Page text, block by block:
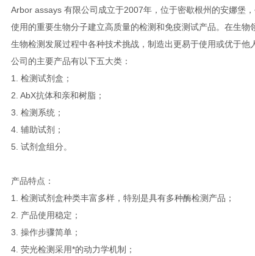
Arbor assays 有限公司成立于2007年，位于密歇根州的安娜堡
使用的重要生物分子建立高质量的检测和免疫测试产品。在生
生物检测发展过程中各种技术挑战，制造出更易于使用或优于他
公司的主要产品有以下五大类：
1. 检测试剂盒；
2. AbX抗体和亲和树脂；
3. 检测系统；
4. 辅助试剂；
5. 试剂盒组分。
产品特点：
1. 检测试剂盒种类丰富多样，特别是具有多种酶检测产品；
2. 产品使用稳定；
3. 操作步骤简单；
4. 荧光检测采用*的动力学机制；